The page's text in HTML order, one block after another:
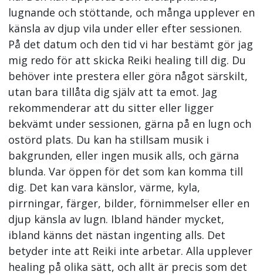
lugnande och stöttande, och många upplever en
känsla av djup vila under eller efter sessionen.
På det datum och den tid vi har bestämt gör jag
mig redo för att skicka Reiki healing till dig. Du
behöver inte prestera eller göra något särskilt,
utan bara tillåta dig själv att ta emot. Jag
rekommenderar att du sitter eller ligger
bekvämt under sessionen, gärna på en lugn och
ostörd plats. Du kan ha stillsam musik i
bakgrunden, eller ingen musik alls, och gärna
blunda. Var öppen för det som kan komma till
dig. Det kan vara känslor, värme, kyla,
pirrningar, färger, bilder, förnimmelser eller en
djup känsla av lugn. Ibland händer mycket,
ibland känns det nästan ingenting alls. Det
betyder inte att Reiki inte arbetar. Alla upplever
healing på olika sätt, och allt är precis som det